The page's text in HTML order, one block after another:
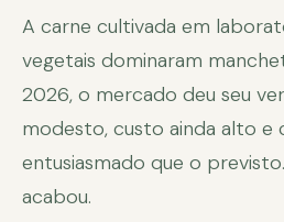
A carne cultivada em
vegetais dominaram
2026, o mercado deu seu
modesto, custo ainda alto e
entusiasmado que o
acabou.